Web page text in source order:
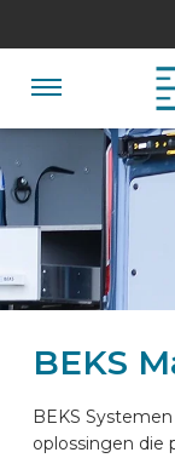
Spring
inhoud
naar
navigatie
HOME
OVER ONS
MAATWERK
BEKS
BEKS
oplossingen die